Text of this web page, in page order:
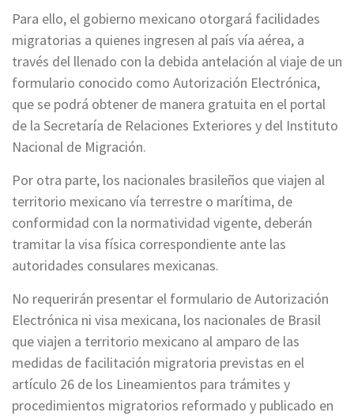
Para ello, el gobierno mexicano otorgará facilidades
migratorias a quienes ingresen al país vía aérea, a
través del llenado con la debida antelación al viaje de un
formulario conocido como Autorización Electrónica,
que se podrá obtener de manera gratuita en el portal
de la Secretaría de Relaciones Exteriores y del Instituto
Nacional de Migración.
Por otra parte, los nacionales brasileños que viajen al
territorio mexicano vía terrestre o marítima, de
conformidad con la normatividad vigente, deberán
tramitar la visa física correspondiente ante las
autoridades consulares mexicanas.
No requerirán presentar el formulario de Autorización
Electrónica ni visa mexicana, los nacionales de Brasil
que viajen a territorio mexicano al amparo de las
medidas de facilitación migratoria previstas en el
artículo 26 de los Lineamientos para trámites y
procedimientos migratorios reformado y publicado en